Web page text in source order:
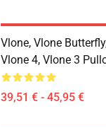
Vlone, Vlone
Vlone 4, Vlone 3
39,51 € - 45,95 €